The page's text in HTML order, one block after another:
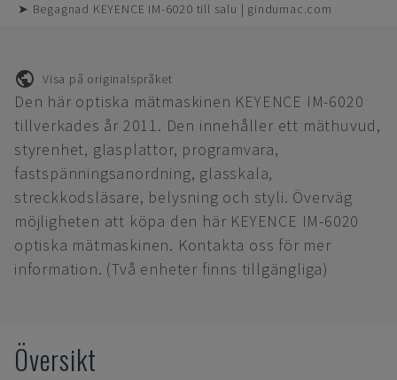
➤ Begagnad KEYENCE IM-6020 till salu | gindumac.com
Visa på originalspråket
Den här optiska mätmaskinen KEYENCE IM-6020
tillverkades år 2011. Den innehåller ett mäthuvud,
styrenhet, glasplattor, programvara,
fastspänningsanordning, glasskala,
streckkodsläsare, belysning och styli. Överväg
möjligheten att köpa den här KEYENCE IM-6020
optiska mätmaskinen. Kontakta oss för mer
information. (Två enheter finns tillgängliga)
Översikt